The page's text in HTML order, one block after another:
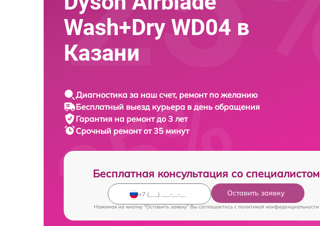
Wash+Dry WD04 в
Казани
Диагностика за наш счет, ремонт по желанию
Бесплатный выезд курьера в день обращения
Гарантия на ремонт до 3 лет
Срочный ремонт от 35 минут
Бесплатная консультация со специалистом
Оставить заявку
Нажимая на кнопку "Оставить заявку" Вы соглашаетесь c политикой конфиденциальности